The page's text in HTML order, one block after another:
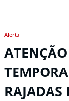
Alerta
RAJADAS